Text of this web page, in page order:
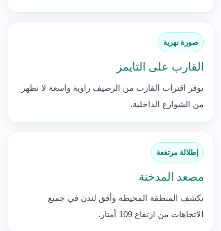
صورة نهرية
القارب على التايمز
يوفر اقتراب القارب من الرصيف زاوية واسعة لا تظهر
من الشوارع الداخلية.
إطلالة مرتفعة
مصعد المدخنة
يكشف المنطقة المحيطة وأفق لندن في جميع
الاتجاهات من ارتفاع 109 أمتار.